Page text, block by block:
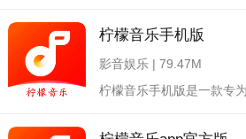
柠檬音乐手机版
影音娱乐 | 79.47M